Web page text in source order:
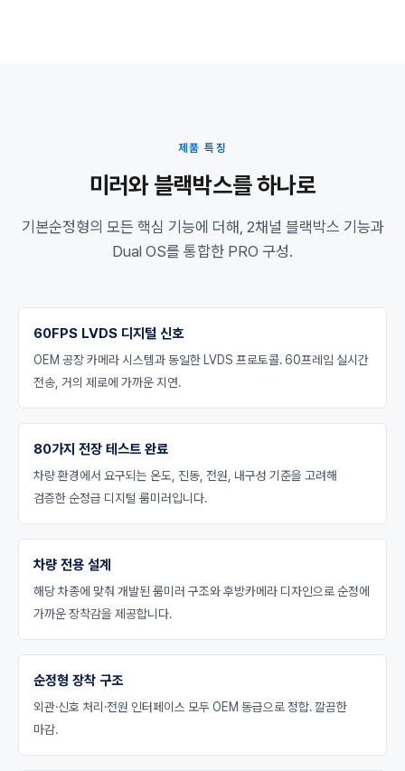
제품 특징
미러와 블랙박스를 하나로
기본순정형의 모든 핵심 기능에 더해, 2채널 블랙박스 기능과
Dual OS를 통합한 PRO 구성.
60FPS LVDS 디지털 신호
OEM 공장 카메라 시스템과 동일한 LVDS 프로토콜. 60프레임 실시간
전송, 거의 제로에 가까운 지연.
80가지 전장 테스트 완료
차량 환경에서 요구되는 온도, 진동, 전원, 내구성 기준을 고려해
검증한 순정급 디지털 룸미러입니다.
차량 전용 설계
해당 차종에 맞춰 개발된 룸미러 구조와 후방카메라 디자인으로 순정에
가까운 장착감을 제공합니다.
순정형 장착 구조
외관·신호 처리·전원 인터페이스 모두 OEM 동급으로 정합. 깔끔한
마감.